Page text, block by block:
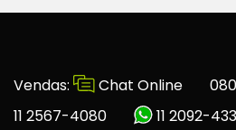
Vendas: Chat Online
11 2567-4080
11 2092-